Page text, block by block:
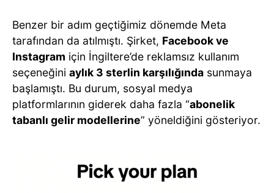
Benzer bir adım geçtiğimiz dönemde Meta
tarafından da atılmıştı. Şirket, Facebook ve
Instagram için İngiltere’de reklamsız kullanım
seçeneğini aylık 3 sterlin karşılığında sunmaya
başlamıştı. Bu durum, sosyal medya
platformlarının giderek daha fazla “abonelik
tabanlı gelir modellerine” yöneldiğini gösteriyor.